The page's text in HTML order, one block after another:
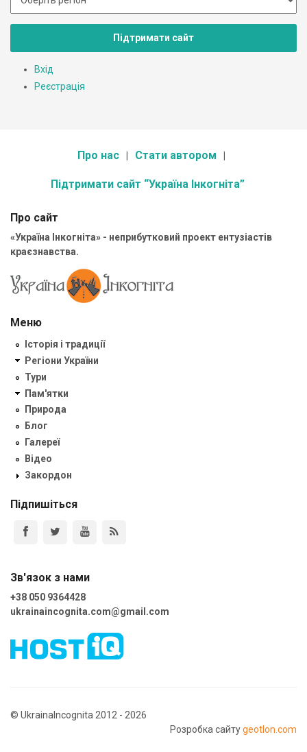
Підтримати сайт
Вхід
Реєстрація
Про нас Стати автором
Підтримати сайт “Україна Інкогніта”
Про сайт
«Україна Інкогніта» - неприбутковий проект ентузіастів
краєзнавства.
Меню
Історія і традиції
Регіони України
Тури
Пам'ятки
Природа
Блог
Галереї
Відео
Закордон
Підпишіться
Зв'язок з нами
+38 050 9364428
ukrainaincognita.com@gmail.com
© UkrainaIncognita 2012 - 2026
Розробка сайтуgeotlon.com